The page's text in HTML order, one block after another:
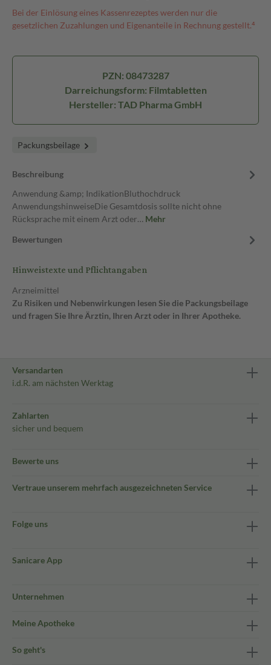
Bei der Einlösung eines Kassenrezeptes werden nur die
gesetzlichen Zuzahlungen und Eigenanteile in Rechnung gestellt.⁴
PZN: 08473287
Darreichungsform: Filmtabletten
Hersteller: TAD Pharma GmbH
Packungsbeilage
Beschreibung
Anwendung &amp; IndikationBluthochdruck
AnwendungshinweiseDie Gesamtdosis sollte nicht ohne
Rücksprache mit einem Arzt oder… Mehr
Bewertungen
Hinweistexte und Pflichtangaben
Arzneimittel
Zu Risiken und Nebenwirkungen lesen Sie die Packungsbeilage
und fragen Sie Ihre Ärztin, Ihren Arzt oder in Ihrer Apotheke.
Versandarten
i.d.R. am nächsten Werktag
Zahlarten
sicher und bequem
Bewerte uns
Vertraue unserem mehrfach ausgezeichneten Service
Folge uns
Sanicare App
Unternehmen
Meine Apotheke
So geht's